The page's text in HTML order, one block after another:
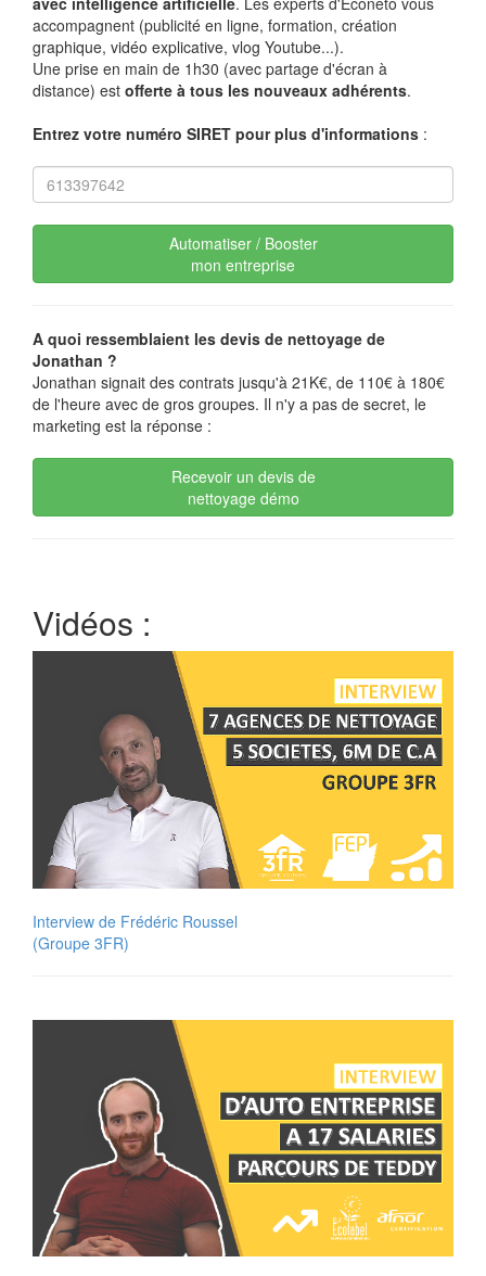
accompagnent (publicité en ligne, formation, création
graphique, vidéo explicative, vlog Youtube...).
Une prise en main de 1h30 (avec partage d'écran à
distance) est offerte à tous les nouveaux adhérents.
Entrez votre numéro SIRET pour plus d'informations :
Automatiser / Booster
mon entreprise
A quoi ressemblaient les devis de nettoyage de
Jonathan ?
Jonathan signait des contrats jusqu'à 21K€, de 110€ à 180€
de l'heure avec de gros groupes. Il n'y a pas de secret, le
marketing est la réponse :
Recevoir un devis de
nettoyage démo
Vidéos :
Interview de Frédéric Roussel
(Groupe 3FR)